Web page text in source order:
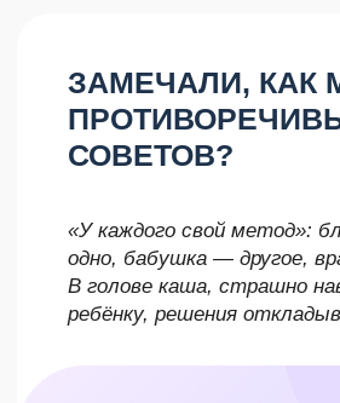
Ночные поиски, десятки вкладок,
«пробую — не работает», ребёнок
плачет, режим плывёт, попытки что-то
исправить выматывают.
Возрастные памятки приходят вовремя:
короткие чек-листы на 5 минут, только то,
что нужно сейчас (сон, гв, прикорм, игры,
безопасность, здоровье).
У НАС: